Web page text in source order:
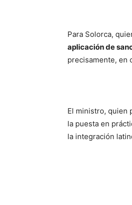
Para Solorca,
aplicación de
precisamente, en
El ministro, quien
la puesta en
la integración